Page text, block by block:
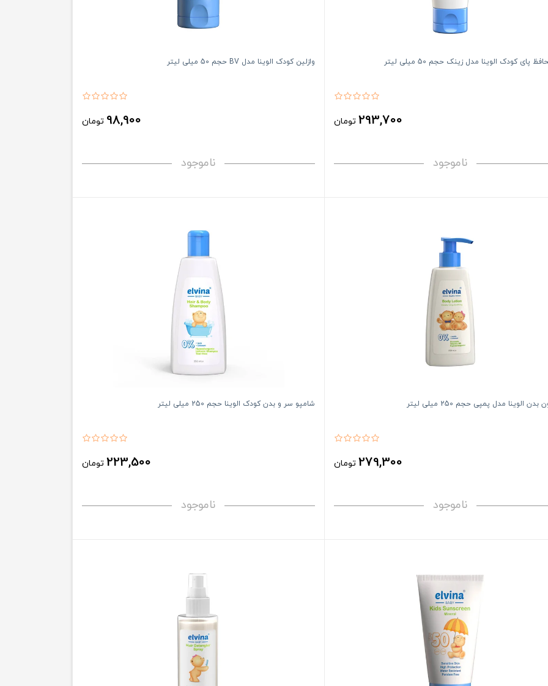
پای کودک الوینا مدل زینک حجم 50 میلی لیتر
293,700 تومان
ناموجود
وازلین کودک الوینا مدل BV حجم 50 میلی لیتر
98,900 تومان
ناموجود
الوینا مدل پمپی حجم 250 میلی لیتر
279,300 تومان
ناموجود
شامپو سر و بدن کودک الوینا حجم 250 میلی لیتر
223,500 تومان
ناموجود